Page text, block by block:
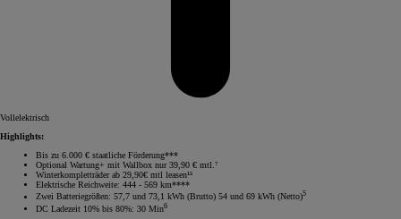
Vollelektrisch
Highlights:
Bis zu 6.000 € staatliche Förderung***
Optional Wartung+ mit Wallbox nur 39,90 € mtl.⁷
Winterkompletträder ab 29,90€ mtl leasen¹⁵
Elektrische Reichweite: 444 - 569 km****
Zwei Batteriegrößen: 57,7 und 73,1 kWh (Brutto) 54 und 69 kWh (Netto)5
DC Ladezeit 10% bis 80%: 30 Min6